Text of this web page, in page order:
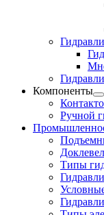
Компоненты
Ручной
Типы